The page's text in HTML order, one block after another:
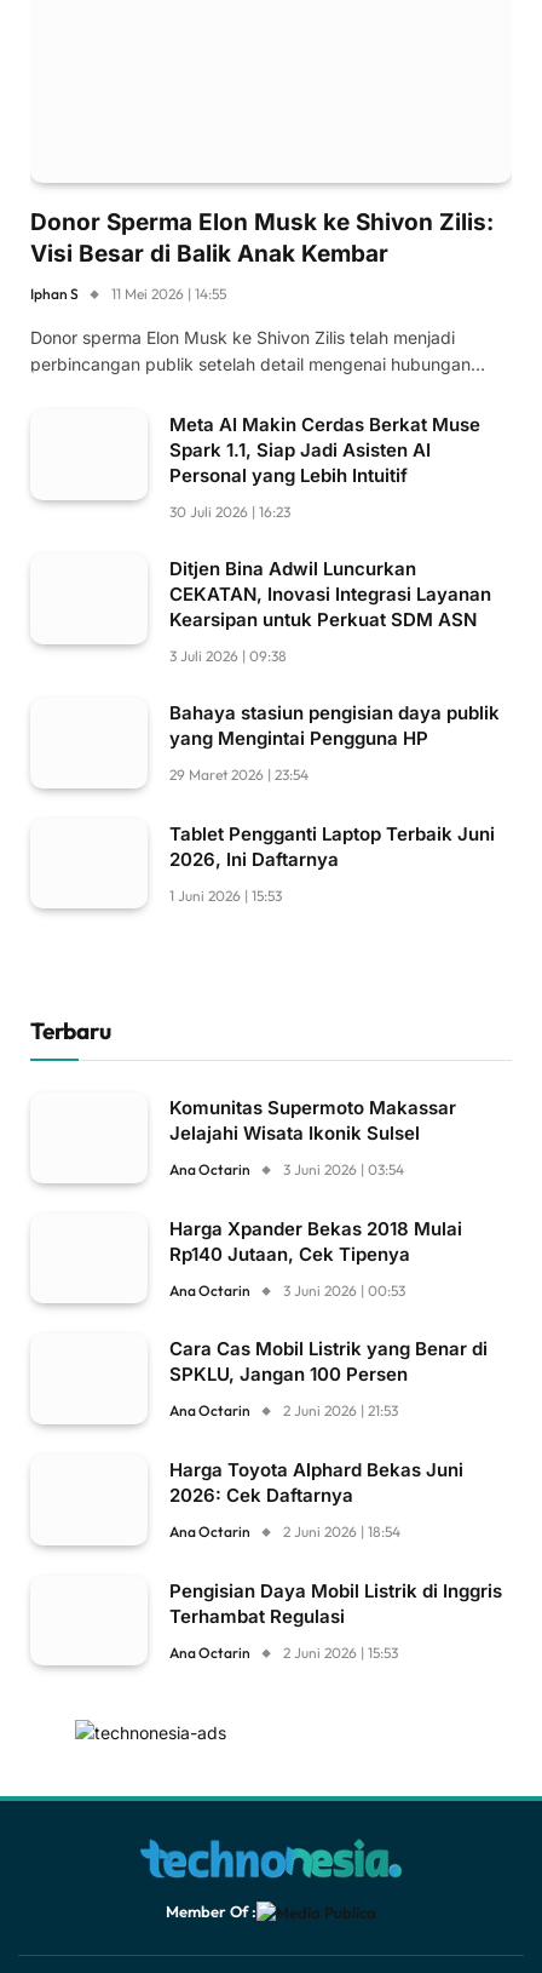
Donor Sperma Elon Musk ke Shivon Zilis:
Visi Besar di Balik Anak Kembar
Iphan S 11 Mei 2026 | 14:55
Donor sperma Elon Musk ke Shivon Zilis telah menjadi
perbincangan publik setelah detail mengenai hubungan…
Meta AI Makin Cerdas Berkat Muse
Spark 1.1, Siap Jadi Asisten AI
Personal yang Lebih Intuitif
30 Juli 2026 | 16:23
Ditjen Bina Adwil Luncurkan
CEKATAN, Inovasi Integrasi Layanan
Kearsipan untuk Perkuat SDM ASN
3 Juli 2026 | 09:38
Bahaya stasiun pengisian daya publik
yang Mengintai Pengguna HP
29 Maret 2026 | 23:54
Tablet Pengganti Laptop Terbaik Juni
2026, Ini Daftarnya
1 Juni 2026 | 15:53
Terbaru
Komunitas Supermoto Makassar
Jelajahi Wisata Ikonik Sulsel
Ana Octarin 3 Juni 2026 | 03:54
Harga Xpander Bekas 2018 Mulai
Rp140 Jutaan, Cek Tipenya
Ana Octarin 3 Juni 2026 | 00:53
Cara Cas Mobil Listrik yang Benar di
SPKLU, Jangan 100 Persen
Ana Octarin 2 Juni 2026 | 21:53
Harga Toyota Alphard Bekas Juni
2026: Cek Daftarnya
Ana Octarin 2 Juni 2026 | 18:54
Pengisian Daya Mobil Listrik di Inggris
Terhambat Regulasi
Ana Octarin 2 Juni 2026 | 15:53
Member Of :